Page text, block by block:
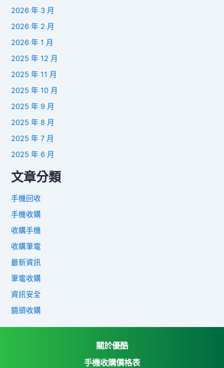
2026 年 3 月
2026 年 2 月
2026 年 1 月
2025 年 12 月
2025 年 11 月
2025 年 10 月
2025 年 9 月
2025 年 8 月
2025 年 7 月
2025 年 6 月
文章分類
手機回收
手機收購
收購手機
收購筆電
最新資訊
筆電收購
資訊安全
鏡頭收購
關於優酷
手機收購價格表